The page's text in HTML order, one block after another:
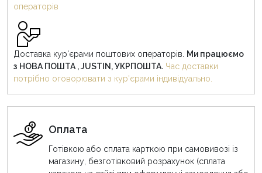
операторів
Доставка кур'єрами поштових операторів. Ми працюємо
з НОВА ПОШТА , JUSTIN, УКРПОШТА. Час доставки
потрібно оговорювати з кур'єрами індивідуально.
Оплата
Готівкою або сплата карткою при самовивозі із
магазину, безготівковий розрахунок (сплата